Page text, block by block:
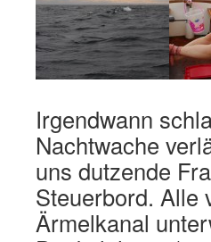
Irgendwann
Nachtwache
uns dutzende
Steuerbord. Alle
Ärmelkanal